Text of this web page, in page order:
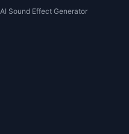
AI Sound Effect Generator